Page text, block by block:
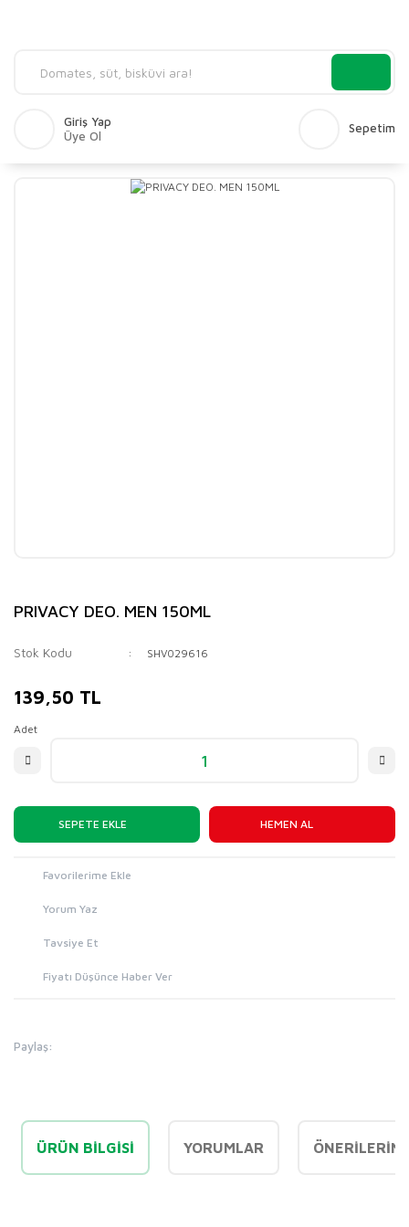
Giriş Yap
Üye Ol
Sepetim
PRIVACY DEO. MEN 150ML
Stok Kodu SHV029616
139,50 TL
Adet
SEPETE EKLE HEMEN AL
Yorum Yaz
Tavsiye Et
Fiyatı Düşünce Haber Ver
Paylaş:
ÜRÜN BILGISI YORUMLAR